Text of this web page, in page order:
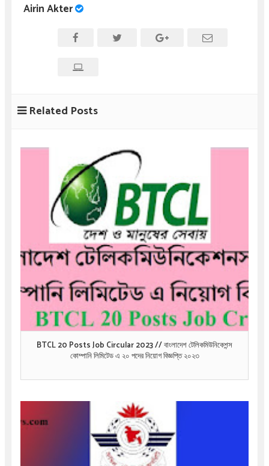
Airin Akter
Related Posts
BTCL 20 Posts Job Circular 2023 // বাংলাদেশ টেলিকমিউনিকেশন্স
কোম্পানি লিমিটেড এ ২০ পদের নিয়োগ বিজ্ঞপ্তি ২০২৩